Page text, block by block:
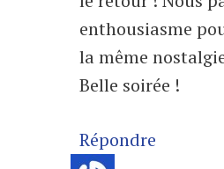
enthousiasme
la même
Belle soirée !
Répondre